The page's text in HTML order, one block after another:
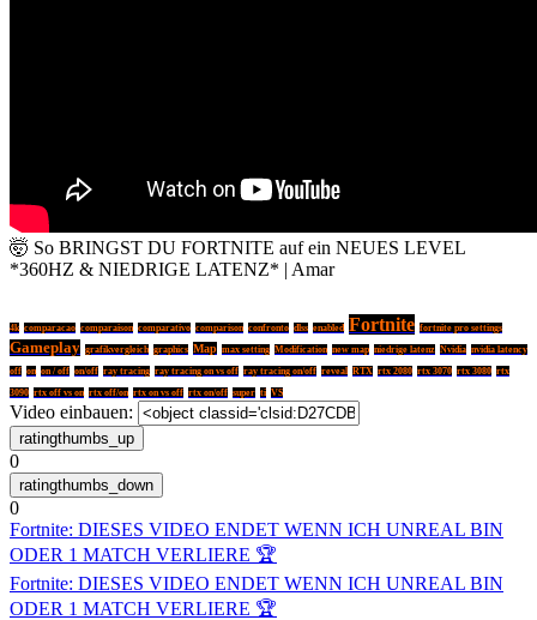
🤯 So BRINGST DU FORTNITE auf ein NEUES LEVEL
*360HZ & NIEDRIGE LATENZ* | Amar
4k comparacao comparaison comparativo comparison confronto dlss enabled Fortnite fortnite pro settings
Gameplay grafikvergleich graphics Map max setting Modification new map niedrige latenz Nvidia nvidia latency
off on on / off on/off ray tracing ray tracing on vs off ray tracing on/off reveal RTX rtx 2080 rtx 3070 rtx 3080 rtx
3090 rtx off vs on rtx off/on rtx on vs off rtx on/off super ti VS
Video einbauen:
0
0
Fortnite: DIESES VIDEO ENDET WENN ICH UNREAL BIN
ODER 1 MATCH VERLIERE 🏆
Fortnite: DIESES VIDEO ENDET WENN ICH UNREAL BIN
ODER 1 MATCH VERLIERE 🏆